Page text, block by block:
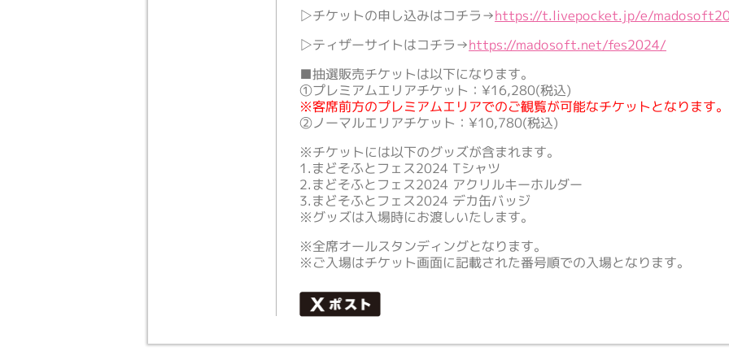
▷チケットの申し込みはコチラ→https://t.livepocket.jp/e/
▷ティザーサイトはコチラ→https://madosoft.net/fes2024/
■抽選販売チケットは以下になります。
①プレミアムエリアチケット：¥16,280(税込)
※客席前方のプレミアムエリアでのご観覧が可能なチケットとなります。
②ノーマルエリアチケット：¥10,780(税込)
※チケットには以下のグッズが含まれます。
1.まどそふとフェス2024 Tシャツ
2.まどそふとフェス2024 アクリルキーホルダー
3.まどそふとフェス2024 デカ缶バッジ
※グッズは入場時にお渡しいたします。
※全席オールスタンディングとなります。
※ご入場はチケット画面に記載された番号順での入場となります。